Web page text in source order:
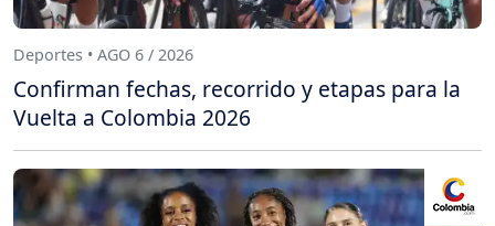
Deportes • AGO 6 / 2026
Confirman fechas, recorrido y etapas para la
Vuelta a Colombia 2026